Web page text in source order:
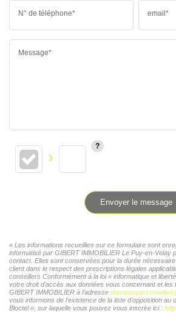
N° de téléphone* email*
Message*
Envoyer le message
« Les informations recueillies sur ce formulaire sont
informatisé par GIBERT IMMOBILIER Le Puy-en-Velay
contact. Elles sont conservées pour la durée
client dans le respect des prescriptions légales
conseillers Conformément à la loi « informatique et
votre droit d'accès aux données vous concernant et les
GIBERT IMMOBILIER à l'adresse
vous informons de l'existence de la liste d'opposition au
Bloctel », sur laquelle vous pouvez vous inscrire ici :